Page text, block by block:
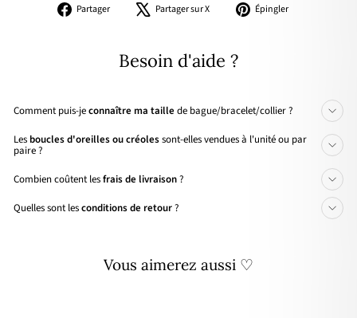
Partager
PartagerPartager sur X
Tweeter Épingler
Besoin d'aide ?
Comment puis-jeconnaître ma taille de bague/bracelet/collier ?
Les boucles d'oreilles ou créolessont-elles vendues à l'unité ou par
paire ?
Combien coûtent lesfrais de livraison?
Quelles sont lesconditions de retour?
Vous aimerez aussi ♡